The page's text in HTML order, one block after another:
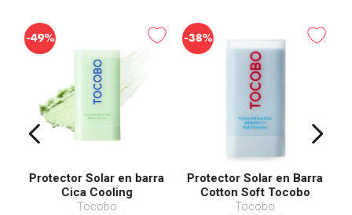
-49%
Protector Solar en barra
Cica Cooling
Tocobo
-38%
Protector Solar en Barra
Cotton Soft Tocobo
SPF50+ PA++++
Tocobo